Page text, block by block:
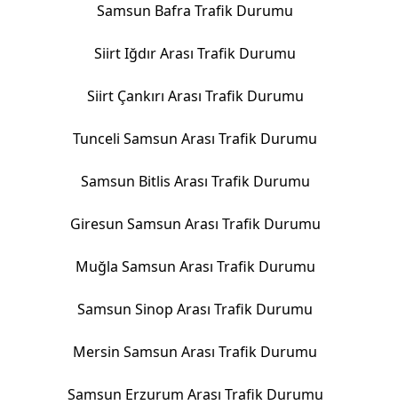
Samsun Bafra Trafik Durumu
Siirt Iğdır Arası Trafik Durumu
Siirt Çankırı Arası Trafik Durumu
Tunceli Samsun Arası Trafik Durumu
Samsun Bitlis Arası Trafik Durumu
Giresun Samsun Arası Trafik Durumu
Muğla Samsun Arası Trafik Durumu
Samsun Sinop Arası Trafik Durumu
Mersin Samsun Arası Trafik Durumu
Samsun Erzurum Arası Trafik Durumu